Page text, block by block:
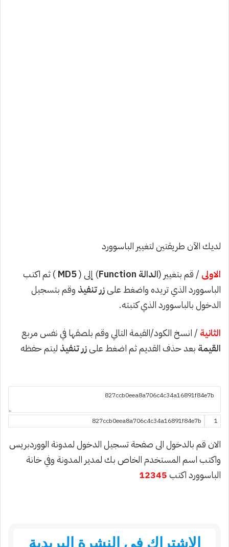
لديك الآن طريقتين لتغيير الباسوورد
الاولى / قم بتغيير (الدالة Function ) إلى (MD5) ثم اكتب
الباسوورد الذي تريده واضغط علىزر تنفيذ وقم بتسجيل
الدخول بالباسوورد الذي كتبته.
الثانية / انسخ الكود/القيمة التالي وقم بلصقها في نفس مربع
القيمة بعد حذف القديم ثم اضغط علىزر تنفيذ ليتم حفظه
1
827ccb0eea8a706c4c34a16891f84e7b
الان قم بالدخول الى صفحة تسجيل الدخول لمدونة الووردبريس
واكتب اسم المستخدم الخاص بك لمدير المدونة وفي خانة
الباسوورد اكتب12345
الاشتراك في النشرة البريدية